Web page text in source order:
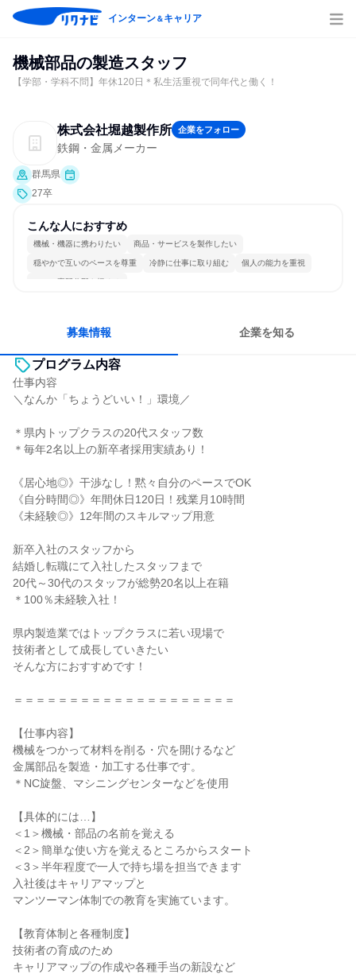
インターン＆キャリア
機械部品の製造スタッフ
【学部・学科不問】年休120日＊私生活重視で同年代と働く！
株式会社堀越製作所 企業をフォロー
鉄鋼・金属メーカー
群馬県
27卒
こんな人におすすめ
機械・機器に携わりたい 商品・サービスを製作したい
穏やかで互いのペースを尊重 冷静に仕事に取り組む 個人の能力を重視
一つの専門分野を極める
募集情報 企業を知る
プログラム内容
仕事内容
＼なんか「ちょうどいい！」環境／
＊県内トップクラスの20代スタッフ数
＊毎年2名以上の新卒者採用実績あり！
《居心地◎》干渉なし！黙々自分のペースでOK
《自分時間◎》年間休日120日！残業月10時間
《未経験◎》12年間のスキルマップ用意
新卒入社のスタッフから
結婚し転職にて入社したスタッフまで
20代～30代のスタッフが総勢20名以上在籍
＊100％未経験入社！
県内製造業ではトップクラスに若い現場で
技術者として成長していきたい
そんな方におすすめです！
＝＝＝＝＝＝＝＝＝＝＝＝＝＝＝＝＝＝＝＝
【仕事内容】
機械をつかって材料を削る・穴を開けるなど
金属部品を製造・加工する仕事です。
＊NC旋盤、マシニングセンターなどを使用
【具体的には…】
＜1＞機械・部品の名前を覚える
＜2＞簡単な使い方を覚えるところからスタート
＜3＞半年程度で一人で持ち場を担当できます
入社後はキャリアマップと
マンツーマン体制での教育を実施ています。
【教育体制と各種制度】
技術者の育成のため
キャリアマップの作成や各種手当の新設など